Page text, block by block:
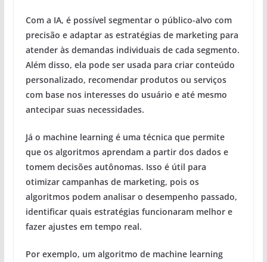
Com a IA, é possível segmentar o público-alvo com
precisão e adaptar as estratégias de marketing para
atender às demandas individuais de cada segmento.
Além disso, ela pode ser usada para criar conteúdo
personalizado, recomendar produtos ou serviços
com base nos interesses do usuário e até mesmo
antecipar suas necessidades.
Já o machine learning é uma técnica que permite
que os algoritmos aprendam a partir dos dados e
tomem decisões autônomas. Isso é útil para
otimizar campanhas de marketing, pois os
algoritmos podem analisar o desempenho passado,
identificar quais estratégias funcionaram melhor e
fazer ajustes em tempo real.
Por exemplo, um algoritmo de machine learning